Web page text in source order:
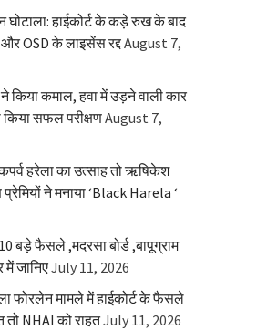
घोटाला: हाईकोर्ट के कड़े रुख के बाद
OSD के लाइसेंस रद्दAugust 7,
किया कमाल, हवा में उड़ने वाली कार
किया सफल परीक्षणAugust 7,
हरेला का उत्साह तो ऋषिकेश
प्रेमियों ने मनाया ‘Black Harela ‘
बड़े फैसले ,मदरसा बोर्ड ,बापूग्राम
जानिएJuly 11, 2026
फोरलेन मामले में हाईकोर्ट के फैसले
तो NHAI को राहतJuly 11, 2026